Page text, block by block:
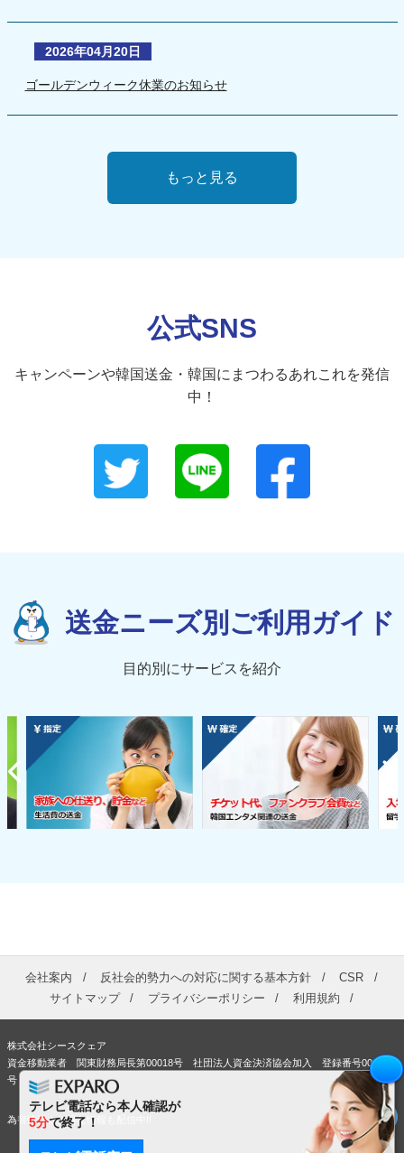
2026年04月20日
ゴールデンウィーク休業のお知らせ
もっと見る
公式SNS
キャンペーンや韓国送金・韓国にまつわるあれこれを発信
中！
送金ニーズ別ご利用ガイド
目的別にサービスを紹介
テレビ電話なら本人確認が
5分で終了！
会社案内 反社会的勢力への対応に関する基本方針
CSR
サイトマップ
プライバシーポリシー 利用規約
株式会社シースクェア
資金移動業者 関東財務局長第00018号 社団法人資金決済協会加入 登録番号00363
号
為替情報やお得な情報も配信中!!